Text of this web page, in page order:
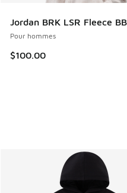
Jordan BRK LSR Fleece
Pour hommes
$100.00